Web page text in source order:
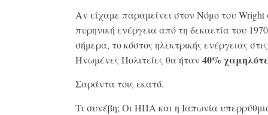
Αν είχαμε παραμείνει στον Νόμο του Wright
πυρηνική ενέργεια από τη δεκαετία του
σήμερα, το κόστος ηλεκτρικής ενέργειας στις
Ηνωμένες Πολιτείες θα ήταν 40%
Σαράντα τοις εκατό.
Τι συνέβη; Οι ΗΠΑ και η Ιαπωνία